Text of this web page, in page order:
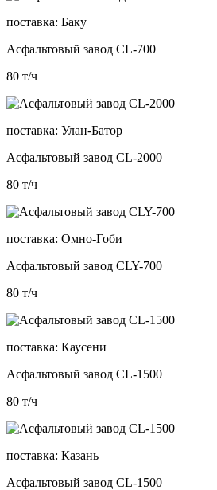
поставка: Баку
Асфальтовый завод CL-700
80 т/ч
поставка: Улан-Батор
Асфальтовый завод CL-2000
80 т/ч
поставка: Омно-Гоби
Асфальтовый завод CLY-700
80 т/ч
поставка: Каусени
Асфальтовый завод CL-1500
80 т/ч
поставка: Казань
Асфальтовый завод CL-1500